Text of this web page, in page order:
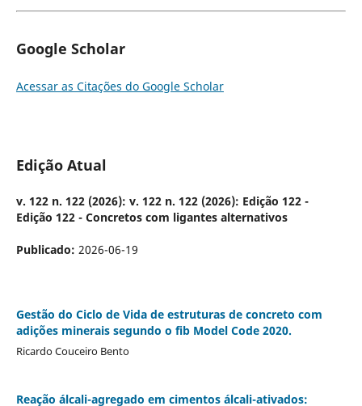
Google Scholar
Acessar as Citações do Google Scholar
Edição Atual
v. 122 n. 122 (2026): v. 122 n. 122 (2026): Edição 122 -
Edição 122 - Concretos com ligantes alternativos
Publicado: 2026-06-19
Gestão do Ciclo de Vida de estruturas de concreto com
adições minerais segundo o fib Model Code 2020.
Ricardo Couceiro Bento
Reação álcali-agregado em cimentos álcali-ativados: